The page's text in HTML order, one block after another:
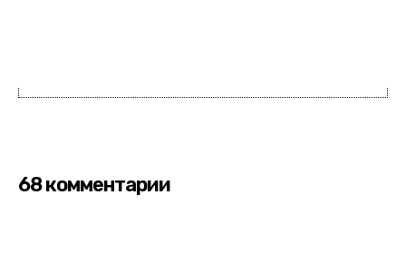
68 комментарии